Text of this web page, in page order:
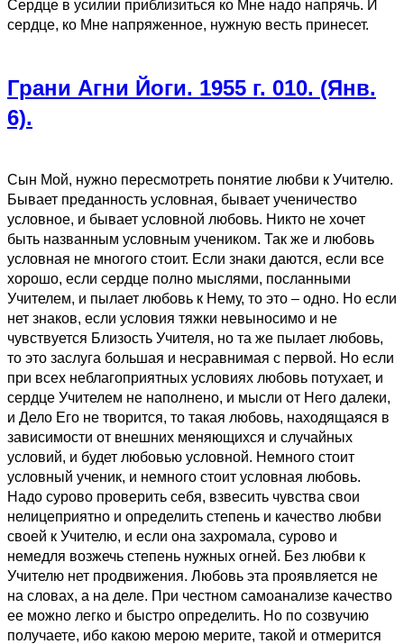
Сердце в усилии приблизиться ко Мне надо напрячь. И
сердце, ко Мне напряженное, нужную весть принесет.
Грани Агни Йоги. 1955 г. 010. (Янв.
6).
Сын Мой, нужно пересмотреть понятие любви к Учителю.
Бывает преданность условная, бывает ученичество
условное, и бывает условной любовь. Никто не хочет
быть названным условным учеником. Так же и любовь
условная не многого стоит. Если знаки даются, если все
хорошо, если сердце полно мыслями, посланными
Учителем, и пылает любовь к Нему, то это – одно. Но если
нет знаков, если условия тяжки невыносимо и не
чувствуется Близость Учителя, но та же пылает любовь,
то это заслуга большая и несравнимая с первой. Но если
при всех неблагоприятных условиях любовь потухает, и
сердце Учителем не наполнено, и мысли от Него далеки,
и Дело Его не творится, то такая любовь, находящаяся в
зависимости от внешних меняющихся и случайных
условий, и будет любовью условной. Немного стоит
условный ученик, и немного стоит условная любовь.
Надо сурово проверить себя, взвесить чувства свои
нелицеприятно и определить степень и качество любви
своей к Учителю, и если она захромала, сурово и
немедля возжечь степень нужных огней. Без любви к
Учителю нет продвижения. Любовь эта проявляется не
на словах, а на деле. При честном самоанализе качество
ее можно легко и быстро определить. Но по созвучию
получаете, ибо какою мерою мерите, такой и отмерится